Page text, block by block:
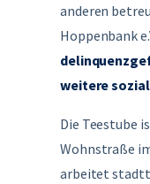
anderen
Hoppenbank
weitere
Die Teestube
Wohnstraße
arbeitet